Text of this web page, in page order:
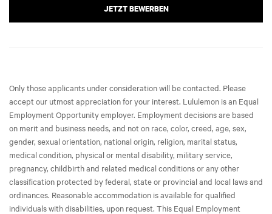
JETZT BEWERBEN
Only those applicants under consideration will be contacted. Please
accept our utmost appreciation for your interest. Lululemon is an Equal
Employment Opportunity employer. Employment decisions are based
on merit and business needs, and not on race, color, creed, age, sex,
gender, sexual orientation, national origin, religion, marital status,
medical condition, physical or mental disability, military service,
pregnancy, childbirth and related medical conditions or any other
classification protected by federal, state or provincial and local laws and
ordinances. Reasonable accommodation is available for qualified
individuals with disabilities, upon request. This Equal Employment